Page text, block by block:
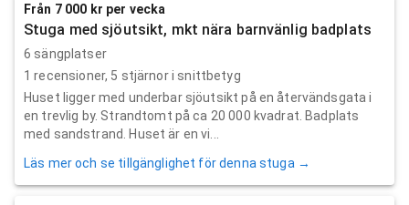
Från 7 000 kr per vecka
Stuga med sjöutsikt, mkt nära barnvänlig badplats
6 sängplatser
1 recensioner, 5 stjärnor i snittbetyg
Huset ligger med underbar sjöutsikt på en återvändsgata i
en trevlig by. Strandtomt på ca 20 000 kvadrat. Badplats
med sandstrand. Huset är en vi...
Läs mer och se tillgänglighet för denna stuga →